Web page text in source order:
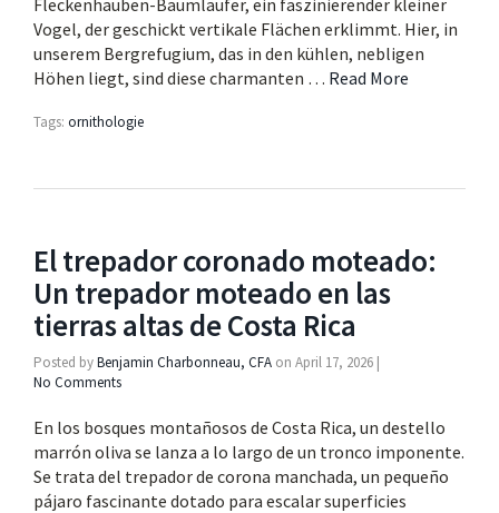
Fleckenhauben-Baumläufer, ein faszinierender kleiner
Vogel, der geschickt vertikale Flächen erklimmt. Hier, in
unserem Bergrefugium, das in den kühlen, nebligen
Höhen liegt, sind diese charmanten … Read More
Tags: ornithologie
El trepador coronado moteado:
Un trepador moteado en las
tierras altas de Costa Rica
Posted byBenjamin Charbonneau, CFA on April 17, 2026 |
No Comments
En los bosques montañosos de Costa Rica, un destello
marrón oliva se lanza a lo largo de un tronco imponente.
Se trata del trepador de corona manchada, un pequeño
pájaro fascinante dotado para escalar superficies